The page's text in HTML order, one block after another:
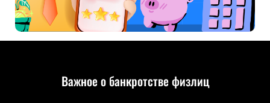
Важное о банкротстве физлиц